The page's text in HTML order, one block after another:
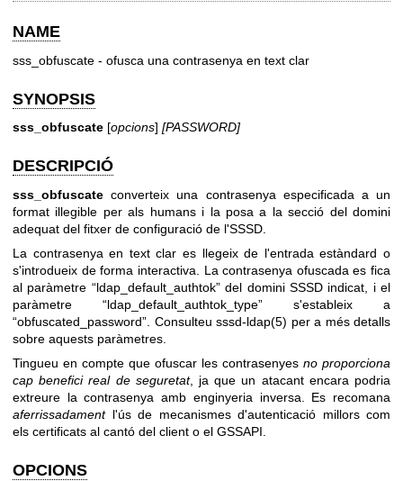
NAME
sss_obfuscate - ofusca una contrasenya en text clar
SYNOPSIS
sss_obfuscate [opcions] [PASSWORD]
DESCRIPCIÓ
sss_obfuscate converteix una contrasenya especificada a un
format illegible per als humans i la posa a la secció del domini
adequat del fitxer de configuració de l'SSSD.
La contrasenya en text clar es llegeix de l'entrada estàndard o
s'introdueix de forma interactiva. La contrasenya ofuscada es fica
al paràmetre “ldap_default_authtok” del domini SSSD indicat, i el
paràmetre “ldap_default_authtok_type” s'estableix a
“obfuscated_password”. Consulteu sssd-ldap(5) per a més detalls
sobre aquests paràmetres.
Tingueu en compte que ofuscar les contrasenyes no proporciona
cap benefici real de seguretat, ja que un atacant encara podria
extreure la contrasenya amb enginyeria inversa. Es recomana
aferrissadamentl'ús de mecanismes d'autenticació millors com
els certificats al cantó del client o el GSSAPI.
OPCIONS